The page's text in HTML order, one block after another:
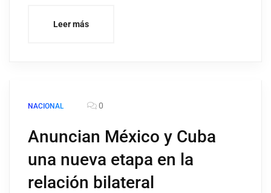
Leer más
NACIONAL 0
Anuncian México y Cuba
una nueva etapa en la
relación bilateral